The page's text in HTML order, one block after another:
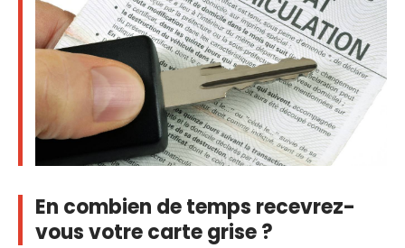
En combien de temps recevrez-
vous votre carte grise ?